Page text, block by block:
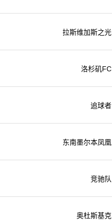
拉斯维加斯之光
洛杉矶FC
追球者
东南墨尔本凤凰
竞驰队
奥杜斯基克